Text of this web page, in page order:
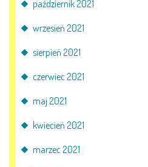
październik 2021
wrzesień 2021
sierpień 2021
czerwiec 2021
maj 2021
kwiecień 2021
marzec 2021